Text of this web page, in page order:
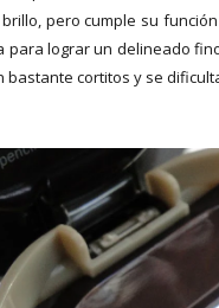
pero cumple su
para lograr un delineado
bastante cortitos y se